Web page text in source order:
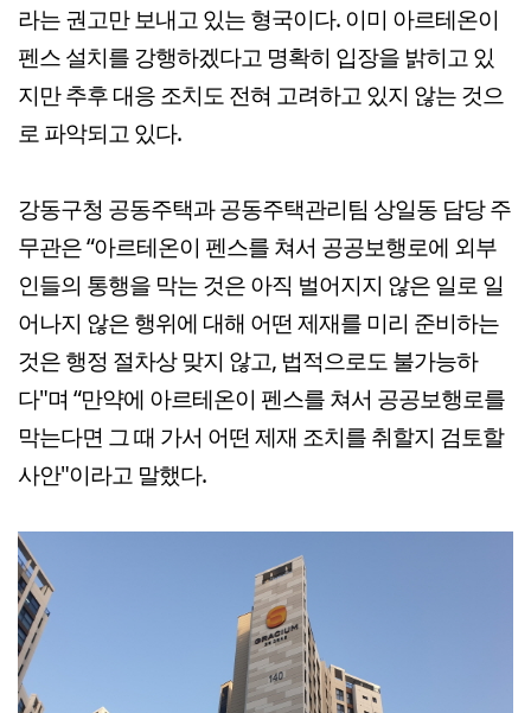
라는 권고만 보내고 있는 형국이다. 이미 아르테온이
펜스 설치를 강행하겠다고 명확히 입장을 밝히고 있
지만 추후 대응 조치도 전혀 고려하고 있지 않는 것으
로 파악되고 있다.
강동구청 공동주택과 공동주택관리팀 상일동 담당 주
무관은 “아르테온이 펜스를 쳐서 공공보행로에 외부
인들의 통행을 막는 것은 아직 벌어지지 않은 일로 일
어나지 않은 행위에 대해 어떤 제재를 미리 준비하는
것은 행정 절차상 맞지 않고, 법적으로도 불가능하
다"며 “만약에 아르테온이 펜스를 쳐서 공공보행로를
막는다면 그 때 가서 어떤 제재 조치를 취할지 검토할
사안"이라고 말했다.